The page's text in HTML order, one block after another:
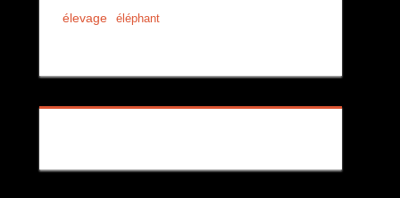
élevage éléphant